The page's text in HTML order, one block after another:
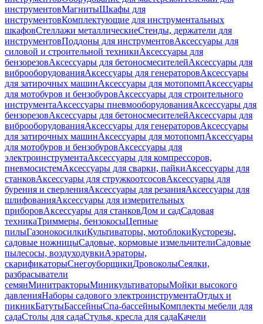
инструментовМагнитыШкафы для
инструментовКомплектующие для инструментальных
шкафовСтеллажи металлическиеСтенды, держатели для
инструментовПоддоны для инструментовАксессуары для
силовой и строительной техникиАксессуары для
бензорезовАксессуары для бетоносмесителейАксессуары для
виброоборудованияАксессуары для генераторовАксессуары
для затирочных машинАксессуары для мотопомпАксессуары
для мотобуров и бензобуровАксессуары для строительного
инструментаАксессуары пневмооборудованияАксессуары для
бензорезовАксессуары для бетоносмесителейАксессуары для
виброоборудованияАксессуары для генераторовАксессуары
для затирочных машинАксессуары для мотопомпАксессуары
для мотобуров и бензобуровАксессуары для
электроинструментаАксессуары для компрессоров,
пневмосистемАксессуары для сварки, пайкиАксессуары для
станковАксессуары для стружкоотсосовАксессуары для
бурения и сверленияАксессуары для резанияАксессуары для
шлифованияАксессуары для измерительных
приборовАксессуары для станковДом и садСадовая
техникаТриммеры, бензокосыЦепные
пилыГазонокосилкиКультиваторы, мотоблокиКусторезы,
садовые ножницыСадовые, кормовые измельчителиСадовые
пылесосы, воздуходувкиАэраторы,
скарификаторыСнегоуборщикиДровоколыСеялки,
разбрасыватели
семянМинитракторыМиникультиваторыМойки высокого
давленияНаборы садового электроинструментаОтдых и
пикникБатутыБассейныСпа-бассейныКомплекты мебели для
садаСтолы для садаСтулья, кресла для садаКачели